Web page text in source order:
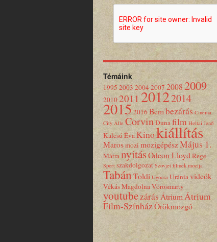
Témáink
1995 2003 2004200720082009
20102011 20122014
20152016Bembezárás Cinema
City Alle CorvinDunafilm Heltai Jenő
Kalcsú ÉvaKinokiállítás
MarosmozimozigépészMájus 1.
MátranyitásOdeon Lloyd Rege
Sport szakdolgozat Szovjet filmek mozija
TabánToldi Ugocsa Urániavideók
Vékás MagdolnaVörösmarty
youtubezárás ÁtriumÁtrium
Film-SzínházÖrökmozgó